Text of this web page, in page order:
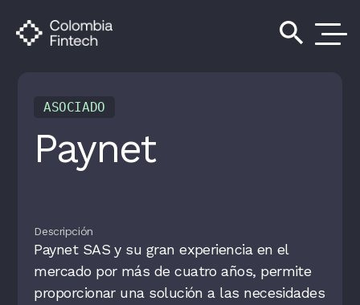
search
ASOCIADO
Paynet
Descripción
Paynet SAS y su gran experiencia en el
mercado por más de cuatro años, permite
proporcionar una solución a las necesidades